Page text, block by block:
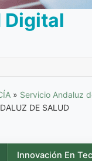
Digital
» Servicio Andaluz
DE SALUD
Innovación En